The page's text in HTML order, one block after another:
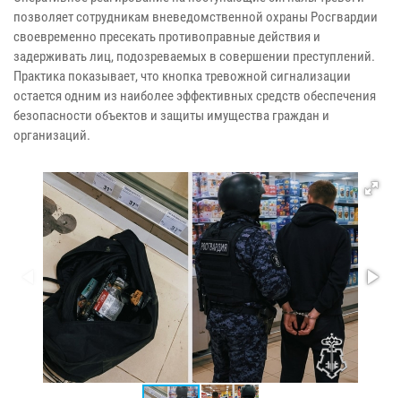
позволяет сотрудникам вневедомственной охраны Росгвардии
своевременно пресекать противоправные действия и
задерживать лиц, подозреваемых в совершении преступлений.
Практика показывает, что кнопка тревожной сигнализации
остается одним из наиболее эффективных средств обеспечения
безопасности объектов и защиты имущества граждан и
организаций.